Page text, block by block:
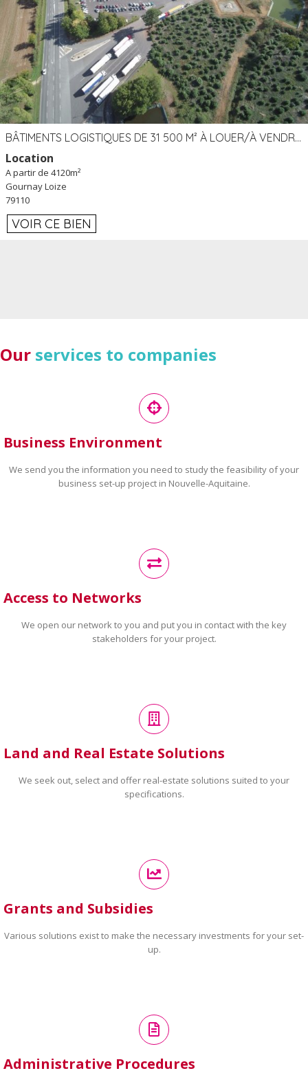
BÂTIMENTS LOGISTIQUES DE 31 500 M² À LOUER/À VENDRE SUR UN SITE DE 17 HA (79)
Location
A partir de 4120m²
Gournay Loize
79110
VOIR CE BIEN
Our services to companies
Business Environment
We send you the information you need to study the feasibility of your
business set-up project in Nouvelle-Aquitaine.
Access to Networks
We open our network to you and put you in contact with the key
stakeholders for your project.
Land and Real Estate Solutions
We seek out, select and offer real-estate solutions suited to your
specifications.
Grants and Subsidies
Various solutions exist to make the necessary investments for your set-
up.
Administrative Procedures